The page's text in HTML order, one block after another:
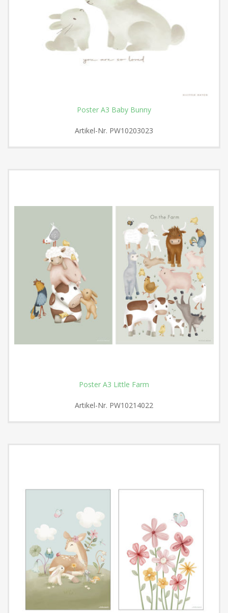
Poster A3 Baby Bunny
Artikel-Nr. PW10203023
Poster A3 Little Farm
Artikel-Nr. PW10214022